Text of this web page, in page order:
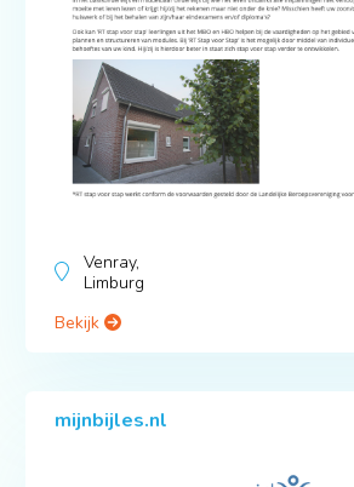
Venray,
Limburg
Bekijk
mijnbijles.nl